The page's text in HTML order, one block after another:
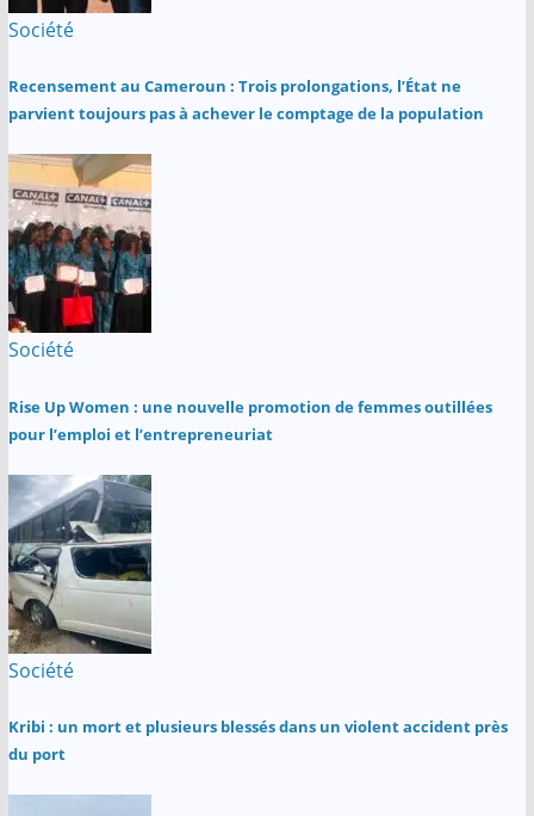
Société
Recensement au Cameroun : Trois prolongations, l’État ne
parvient toujours pas à achever le comptage de la population
Société
Rise Up Women : une nouvelle promotion de femmes outillées
pour l’emploi et l’entrepreneuriat
Société
Kribi : un mort et plusieurs blessés dans un violent accident près
du port